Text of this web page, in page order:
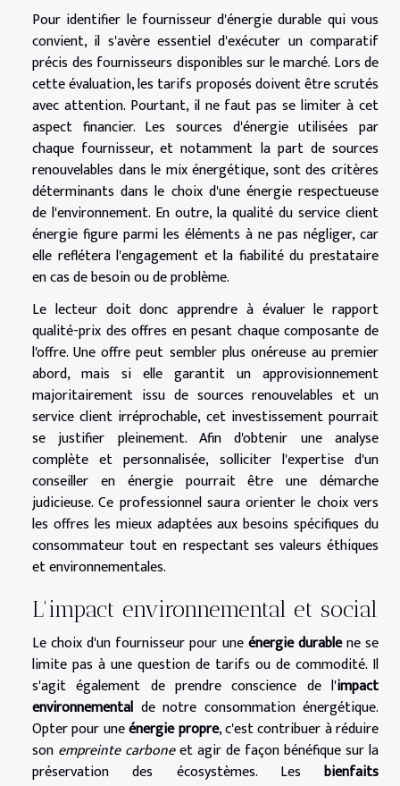
Pour identifier le fournisseur d'énergie durable qui vous
convient, il s'avère essentiel d'exécuter un comparatif
précis des fournisseurs disponibles sur le marché. Lors de
cette évaluation, les tarifs proposés doivent être scrutés
avec attention. Pourtant, il ne faut pas se limiter à cet
aspect financier. Les sources d'énergie utilisées par
chaque fournisseur, et notamment la part de sources
renouvelables dans le mix énergétique, sont des critères
déterminants dans le choix d'une énergie respectueuse
de l'environnement. En outre, la qualité du service client
énergie figure parmi les éléments à ne pas négliger, car
elle reflétera l'engagement et la fiabilité du prestataire
en cas de besoin ou de problème.
Le lecteur doit donc apprendre à évaluer le rapport
qualité-prix des offres en pesant chaque composante de
l'offre. Une offre peut sembler plus onéreuse au premier
abord, mais si elle garantit un approvisionnement
majoritairement issu de sources renouvelables et un
service client irréprochable, cet investissement pourrait
se justifier pleinement. Afin d'obtenir une analyse
complète et personnalisée, solliciter l'expertise d'un
conseiller en énergie pourrait être une démarche
judicieuse. Ce professionnel saura orienter le choix vers
les offres les mieux adaptées aux besoins spécifiques du
consommateur tout en respectant ses valeurs éthiques
et environnementales.
L'impact environnemental et social
Le choix d'un fournisseur pour uneénergie durablene se
limite pas à une question de tarifs ou de commodité. Il
s'agit également de prendre conscience de l'impact
environnemental de notre consommation énergétique.
Opter pour uneénergie propre, c'est contribuer à réduire
son empreinte carboneet agir de façon bénéfique sur la
préservation des écosystèmes. Les bienfaits